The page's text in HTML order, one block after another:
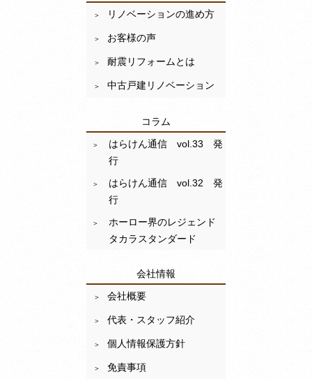
リノベーションの進め方
お客様の声
耐震リフォームとは
中古戸建リノベーション
コラム
はらけん通信 vol.33 発
行
はらけん通信 vol.32 発
行
ホーロー界のレジェンド
タカラスタンダード
会社情報
会社概要
代表・スタッフ紹介
個人情報保護方針
免責事項